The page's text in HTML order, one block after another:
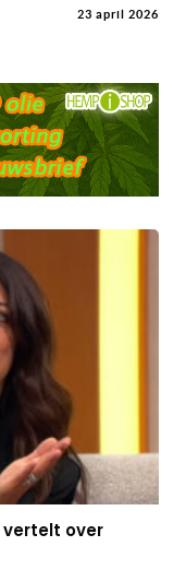
23 april 2026
over